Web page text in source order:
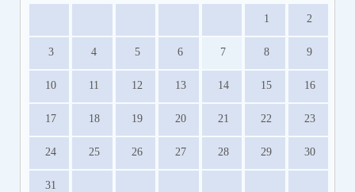
1 2
3 4 5 6 7 8 9
10 11 12 13 14 15 16
17 18 19 20 21 22 23
24 25 26 27 28 29 30
31